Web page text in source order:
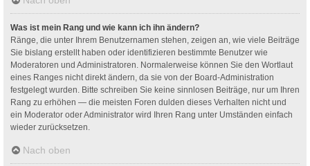
Was ist mein Rang und wie kann ich ihn ändern?
Ränge, die unter Ihrem Benutzernamen stehen, zeigen an, wie viele Beiträge
Sie bislang erstellt haben oder identifizieren bestimmte Benutzer wie
Moderatoren und Administratoren. Normalerweise können Sie den Wortlaut
eines Ranges nicht direkt ändern, da sie von der Board-Administration
festgelegt wurden. Bitte schreiben Sie keine sinnlosen Beiträge, nur um Ihren
Rang zu erhöhen — die meisten Foren dulden dieses Verhalten nicht und
ein Moderator oder Administrator wird Ihren Rang unter Umständen einfach
wieder zurücksetzen.
Nach oben